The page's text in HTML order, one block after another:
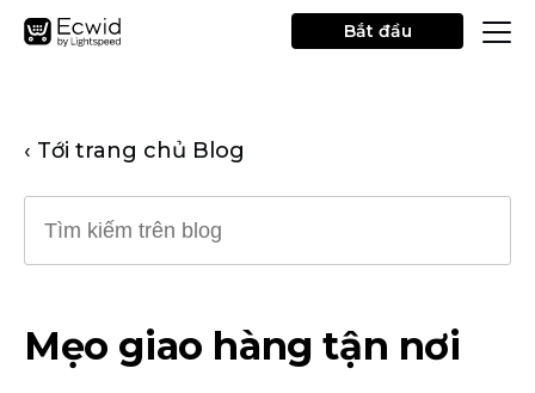
Bắt đầu
‹ Tới trang chủ Blog
Mẹo giao hàng tận nơi